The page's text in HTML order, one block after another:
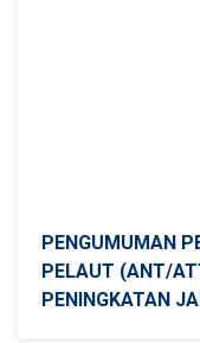
PENGUMUMAN
PELAUT (ANT/
PENINGKATAN